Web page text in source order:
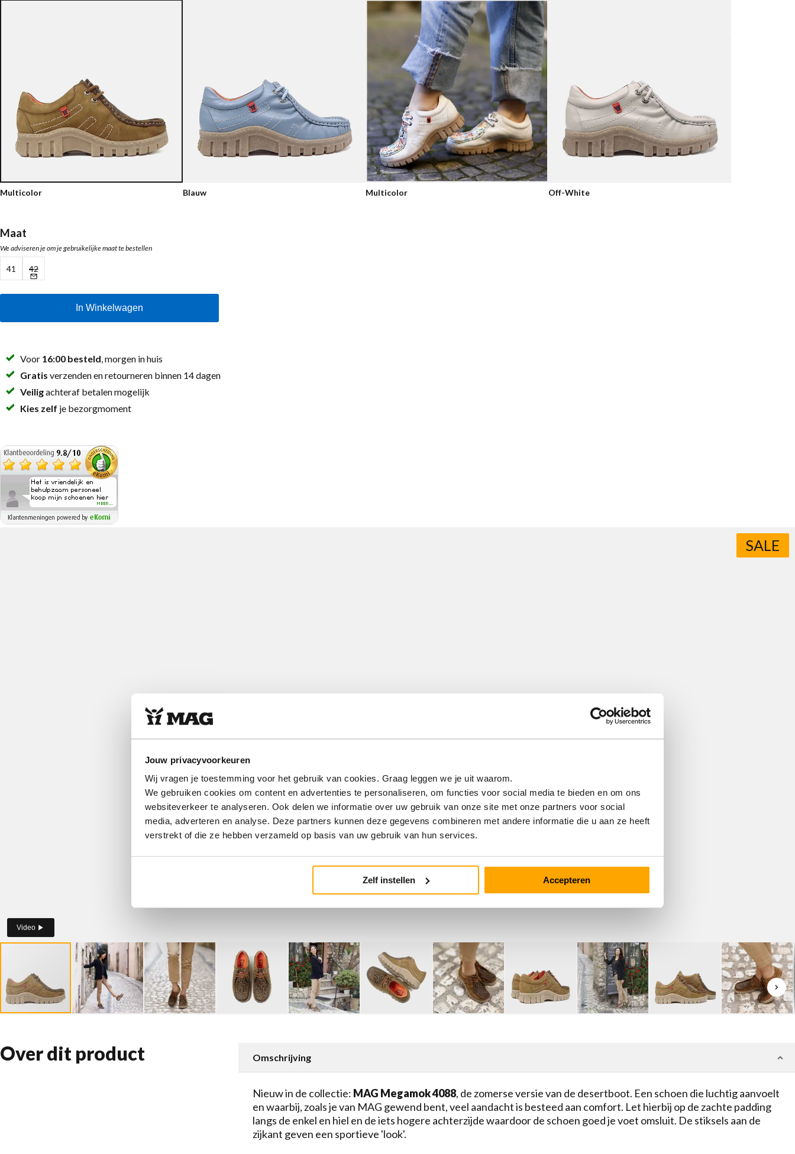
Jouw privacyvoorkeuren
Wij vragen je toestemming voor het gebruik van cookies. Graag leggen we je uit waarom.
We gebruiken cookies om content en advertenties te personaliseren, om functies voor social media te bieden en om ons
websiteverkeer te analyseren. Ook delen we informatie over uw gebruik van onze site met onze partners voor social
media, adverteren en analyse. Deze partners kunnen deze gegevens combineren met andere informatie die u aan ze heeft
verstrekt of die ze hebben verzameld op basis van uw gebruik van hun services.
Zelf instellen Accepteren
Multicolor Blauw Multicolor Off-White
Maat
We adviseren je om je gebruikelijke maat te bestellen
41 42
In Winkelwagen
Voor 16:00 besteld , morgen in huis
Gratis verzenden en retourneren binnen 14 dagen
Veiligachteraf betalen mogelijk
Kies zelf je bezorgmoment
Video
SALE
Over dit product Omschrijving
Nieuw in de collectie: MAG Megamok 4088, de zomerse versie van de desertboot. Een schoen die luchtig aanvoelt
en waarbij, zoals je van MAG gewend bent, veel aandacht is besteed aan comfort. Let hierbij op de zachte padding
langs de enkel en hiel en de iets hogere achterzijde waardoor de schoen goed je voet omsluit. De stiksels aan de
zijkant geven een sportieve 'look'.